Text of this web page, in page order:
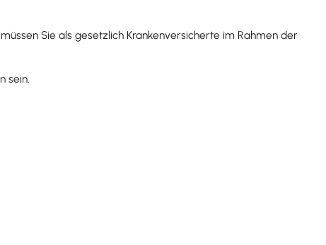
Sie als gesetzlich Krankenversicherte im Rahmen der
sein.